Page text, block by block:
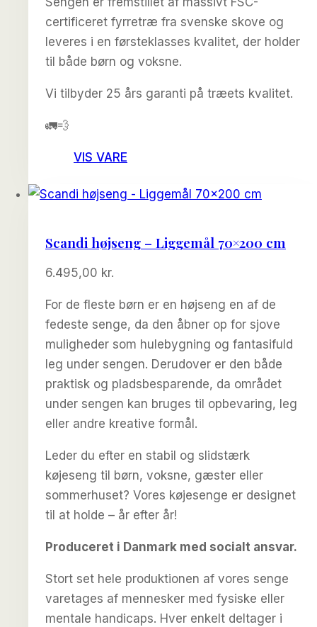
certificeret fyrretræ fra svenske skove og
leveres i en førsteklasses kvalitet, der holder
til både børn og voksne.
Vi tilbyder 25 års garanti på træets kvalitet.
🚛💨
VIS VARE
Scandi højseng – Liggemål 70×200 cm
6.495,00 kr.
For de fleste børn er en højseng en af de
fedeste senge, da den åbner op for sjove
muligheder som hulebygning og fantasifuld
leg under sengen. Derudover er den både
praktisk og pladsbesparende, da området
under sengen kan bruges til opbevaring, leg
eller andre kreative formål.
Leder du efter en stabil og slidstærk
køjeseng til børn, voksne, gæster eller
sommerhuset? Vores køjesenge er designet
til at holde – år efter år!
Produceret i Danmark med socialt ansvar.
Stort set hele produktionen af vores senge
varetages af mennesker med fysiske eller
mentale handicaps. Hver enkelt deltager i